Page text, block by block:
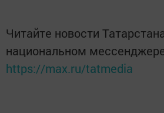
Читайте новости
национальном
https://max.ru/tatmedia